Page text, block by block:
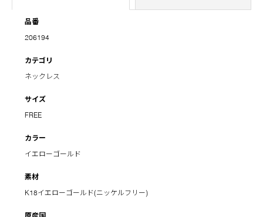
品番
206194
カテゴリ
ネックレス
サイズ
FREE
カラー
イエローゴールド
素材
K18イエローゴールド(ニッケルフリー)